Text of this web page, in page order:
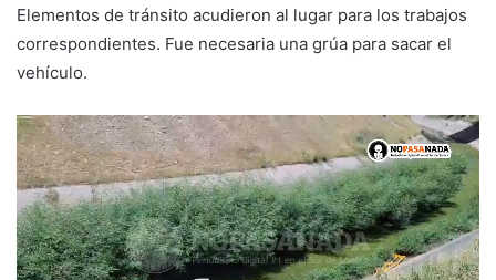
Elementos de tránsito acudieron al lugar para los trabajos
correspondientes. Fue necesaria una grúa para sacar el
vehículo.